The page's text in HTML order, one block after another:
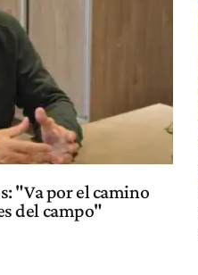
"Va por el camino
del campo"